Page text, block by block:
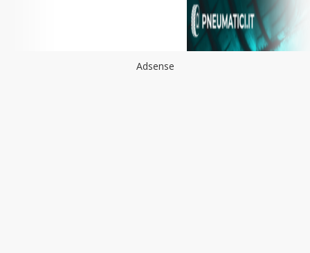
Adsense